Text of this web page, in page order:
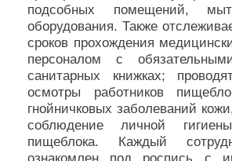
подсобных помещений,
оборудования. Также
сроков прохождения
персоналом с
санитарных книжках;
осмотры работников
гнойничковых заболеваний
соблюдение личной
пищеблока. Каждый
ознакомлен под роспись с